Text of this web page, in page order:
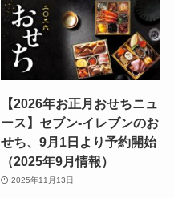
【2026年お正月おせちニュ
ース】セブン‐イレブンのお
せち、9月1日より予約開始
（2025年9月情報）
2025年11月13日